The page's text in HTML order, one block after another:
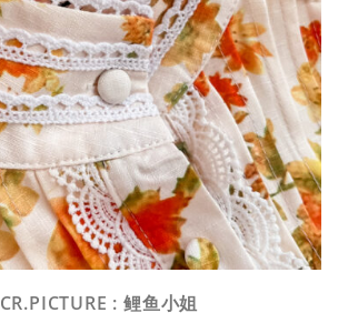
CR.PICTURE : 鲤鱼小姐